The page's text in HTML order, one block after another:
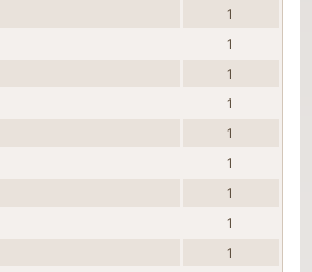
1
1
1
1
1
1
1
1
1